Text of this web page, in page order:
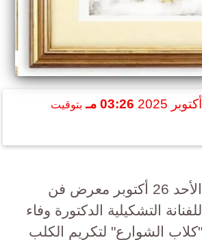
03:26 مـ بتوقيت
ينطلق بعد غد الأحد 26 أكتوبر معرض فن
التشكيلية الدكتورة وفاء
الشوارع" لتكريم الكلب